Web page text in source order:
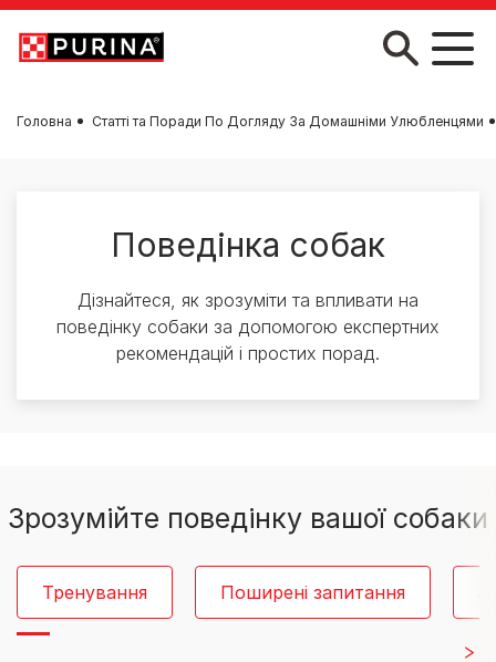
Skip to main content
Головна Статті та Поради По Догляду За Домашніми Улюбленцями
Поведінка собак
Дізнайтеся, як зрозуміти та впливати на
поведінку собаки за допомогою експертних
рекомендацій і простих порад.
Зрозумійте поведінку вашої собаки
Тренування Поширені запитання